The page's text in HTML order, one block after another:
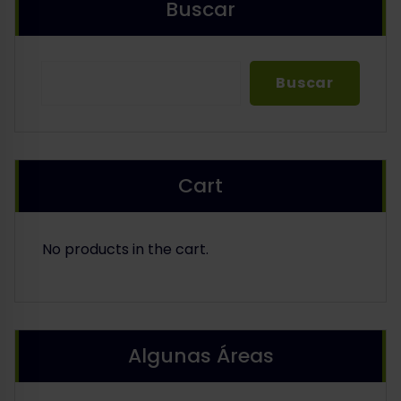
Buscar
Buscar
Cart
No products in the cart.
Algunas Áreas